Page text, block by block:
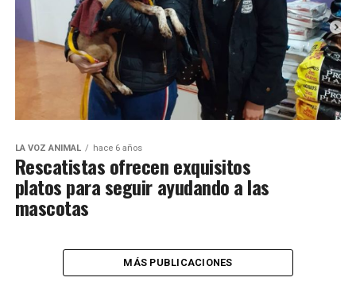
LA VOZ ANIMAL hace 6 años
Rescatistas ofrecen exquisitos
platos para seguir ayudando a las
mascotas
MÁS PUBLICACIONES